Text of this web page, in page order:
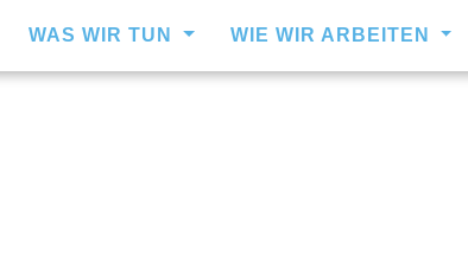
WAS WIR TUN WIE WIR ARBEITEN